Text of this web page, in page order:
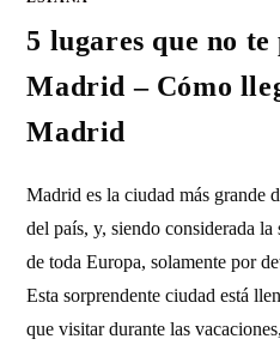
5 lugares que no te
Madrid – Cómo
Madrid
Madrid es la ciudad más grande
del país, y, siendo considerada
de toda Europa, solamente por
Esta sorprendente ciudad está
que visitar durante las